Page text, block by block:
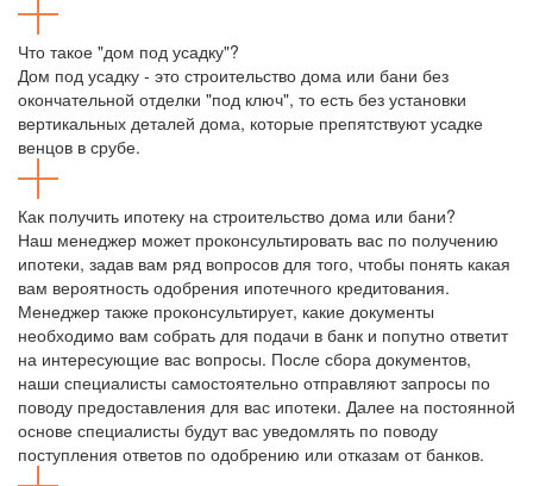
Что такое "дом под усадку"?
Дом под усадку - это строительство дома или бани без
окончательной отделки "под ключ", то есть без установки
вертикальных деталей дома, которые препятствуют усадке
венцов в срубе.
Как получить ипотеку на строительство дома или бани?
Наш менеджер может проконсультировать вас по получению
ипотеки, задав вам ряд вопросов для того, чтобы понять какая
вам вероятность одобрения ипотечного кредитования.
Менеджер также проконсультирует, какие документы
необходимо вам собрать для подачи в банк и попутно ответит
на интересующие вас вопросы. После сбора документов,
наши специалисты самостоятельно отправляют запросы по
поводу предоставления для вас ипотеки. Далее на постоянной
основе специалисты будут вас уведомлять по поводу
поступления ответов по одобрению или отказам от банков.